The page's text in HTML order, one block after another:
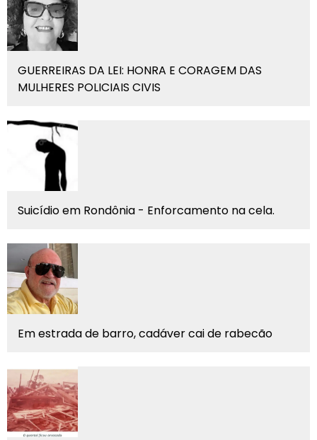
GUERREIRAS DA LEI: HONRA E CORAGEM DAS
MULHERES POLICIAIS CIVIS
Suicídio em Rondônia - Enforcamento na cela.
Em estrada de barro, cadáver cai de rabecão